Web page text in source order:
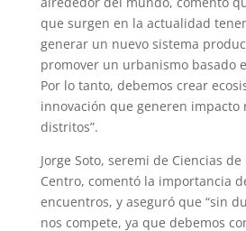
que surgen en la actualidad
generar un nuevo sistema
promover un urbanismo basado
Por lo tanto, debemos crear
innovación que generen impacto
distritos”.
Jorge Soto, seremi de Ciencias
Centro, comentó la importancia
encuentros, y aseguró que “sin
nos compete, ya que debemos